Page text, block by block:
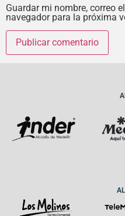
Guardar mi nombre, correo
navegador para la próxima